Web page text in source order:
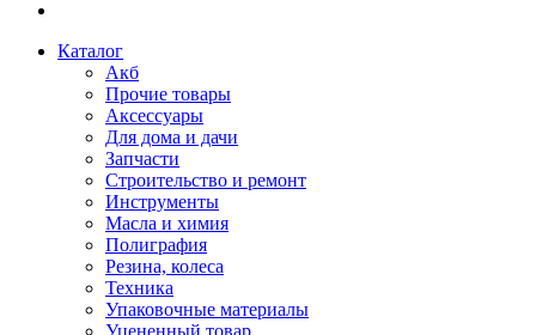
Каталог
Акб
Прочие товары
Аксессуары
Для дома и дачи
Запчасти
Строительство и ремонт
Инструменты
Масла и химия
Полиграфия
Резина, колеса
Техника
Упаковочные материалы
Уцененный товар